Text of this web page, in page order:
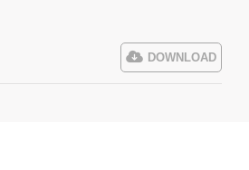
DOWNLOAD